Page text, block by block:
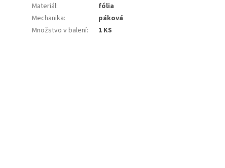
Materiál:
fólia
Mechanika:
páková
Množstvo v balení: 1 KS